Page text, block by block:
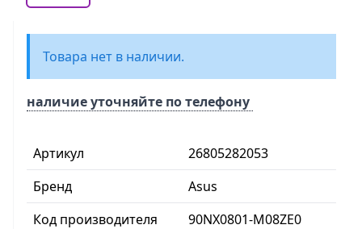
Артикул
26805282053
Бренд
Asus
Код производителя
90NX0801-M08ZE0
Товара нет в наличии.
наличие уточняйте по телефону